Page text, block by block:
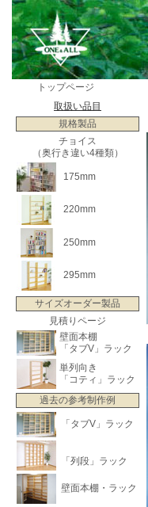
トップページ
取扱い品目
規格製品
チョイス
（奥行き違い4種類）
175mm
220mm
250mm
295mm
サイズオーダー製品
見積りページ
壁面本棚
「タブV」ラック
単列向き
「コティ」ラック
過去の参考制作例
「タブV」ラック
「列段」ラック
壁面本棚・ラック